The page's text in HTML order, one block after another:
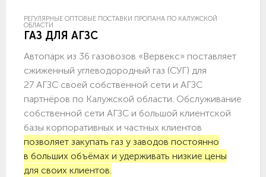
РЕГУЛЯРНЫЕ ОПТОВЫЕ ПОСТАВКИ ПРОПАНА ПО КАЛУЖСКОЙ
ОБЛАСТИ
ГАЗ ДЛЯ АГЗС
Автопарк из 36 газовозов «Вервекс» поставляет
сжиженный углеводородный газ (СУГ) для
27 АГЗС своей собственной сети и АГЗС
партнёров по Калужской области. Обслуживание
собственной сети АГЗС и большой клиентской
базы корпоративных и частных клиентов
позволяет закупать газ у заводов постоянно
в больших объёмах и удерживать низкие цены
для своих клиентов.